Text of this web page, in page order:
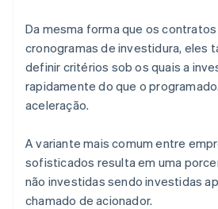
Da mesma forma que os
cronogramas de investidura, eles
definir critérios sob os quais a
rapidamente do que o
aceleração.
A variante mais comum entre
sofisticados resulta em uma
não investidas sendo investidas
chamado de acionador.